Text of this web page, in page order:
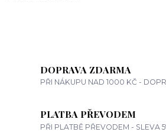
DOPRAVA ZDARMA
PŘI NÁKUPU NAD 1000 KČ -
PLATBA PŘEVODEM
PŘI PLATBĚ PŘEVODEM - SLEVA